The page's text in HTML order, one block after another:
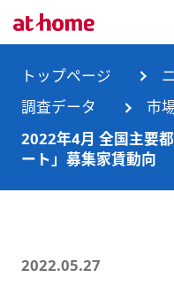
ト
企
企業
ニュ
トップページ
調査データ
市
2022年4月 全国主要
ート」募集家賃動向
2022.05.27